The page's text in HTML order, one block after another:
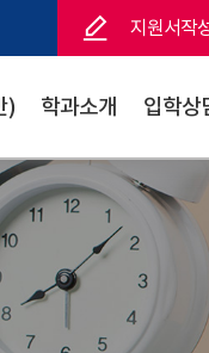
지원서작
) 학과소개 입학상